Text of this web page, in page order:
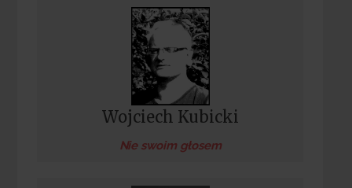
Wojciech Kubicki
Nie swoim głosem